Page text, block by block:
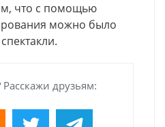
что с помощью
можно было
друзьям: